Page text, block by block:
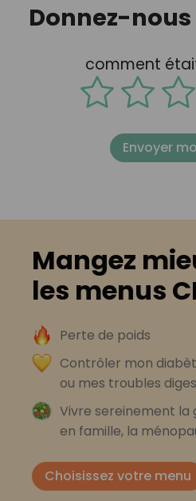
Donnez-
comment
Envoyer
Mangez
les menus
Perte de poids
Contrôler mon
ou mes troubles
Vivre sereinement la
en famille, la
Choisissez votre menu